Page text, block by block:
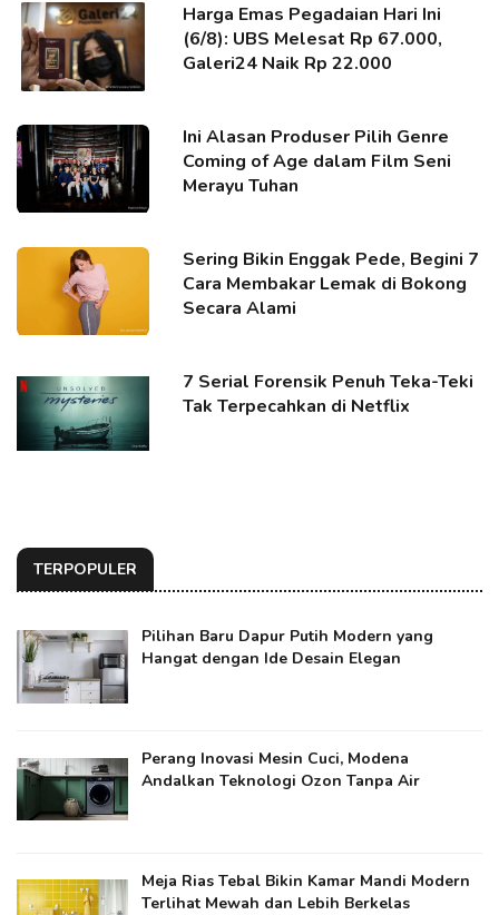
Harga Emas Pegadaian Hari Ini
(6/8): UBS Melesat Rp 67.000,
Galeri24 Naik Rp 22.000
Ini Alasan Produser Pilih Genre
Coming of Age dalam Film Seni
Merayu Tuhan
Sering Bikin Enggak Pede, Begini 7
Cara Membakar Lemak di Bokong
Secara Alami
7 Serial Forensik Penuh Teka-Teki
Tak Terpecahkan di Netflix
TERPOPULER
Pilihan Baru Dapur Putih Modern yang
Hangat dengan Ide Desain Elegan
Perang Inovasi Mesin Cuci, Modena
Andalkan Teknologi Ozon Tanpa Air
Meja Rias Tebal Bikin Kamar Mandi Modern
Terlihat Mewah dan Lebih Berkelas